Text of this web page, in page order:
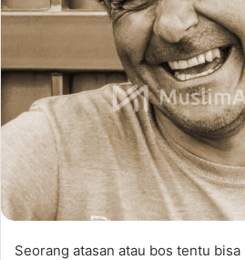
Seorang atasan atau bos tentu